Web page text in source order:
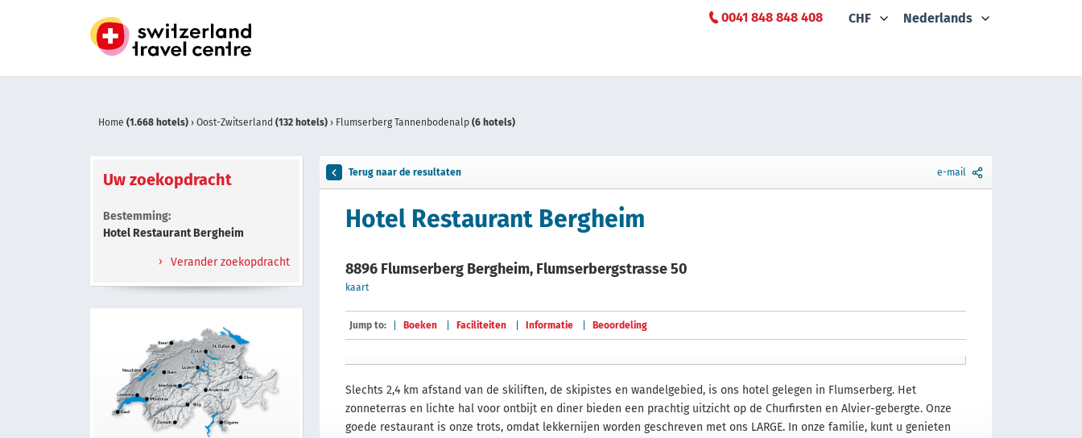
0041 848 848 408 CHF Nederlands
Home (1.668 hotels) › Oost-Zwitserland (132 hotels) › Flumserberg Tannenbodenalp (6 hotels)
Uw zoekopdracht
Bestemming:
Hotel Restaurant Bergheim
Verander zoekopdracht
Terug naar de resultaten e-mail
Hotel Restaurant Bergheim
8896 Flumserberg Bergheim, Flumserbergstrasse 50
kaart
Jump to: Boeken Faciliteiten Informatie Beoordeling
Slechts 2,4 km afstand van de skiliften, de skipistes en wandelgebied, is ons hotel gelegen in Flumserberg. Het
zonneterras en lichte hal voor ontbijt en diner bieden een prachtig uitzicht op de Churfirsten en Alvier-gebergte. Onze
goede restaurant is onze trots, omdat lekkernijen worden geschreven met ons LARGE. In onze familie, kunt u genieten